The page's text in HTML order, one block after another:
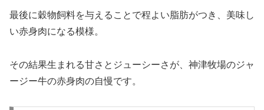
最後に穀物飼料を与えることで程よい脂肪がつき、美味し
い赤身肉になる模様。
その結果生まれる甘さとジューシーさが、神津牧場のジャ
ージー牛の赤身肉の自慢です。